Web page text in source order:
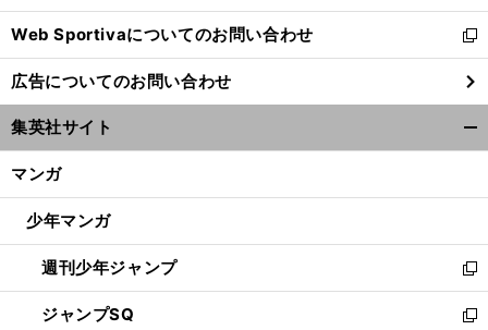
開
く
Web Sportivaについてのお問い合わせ
新
し
い
ウ
ィ
ン
ウ
開
く
広告についてのお問い合わせ
集英社サイト
マンガ
少年マンガ
週刊少年ジャンプ
新
し
い
ジャンプSQ
新